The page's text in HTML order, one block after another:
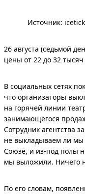
Источник:
26 августа (седьмой
цены от 22 до 32 тысяч
В социальных сетях
что организаторы
на горячей линии
занимающегося
Сотрудник агентства
не выкладываем ли
Союзе, и из-под полы
мы выложили. Ничего
По его словам,